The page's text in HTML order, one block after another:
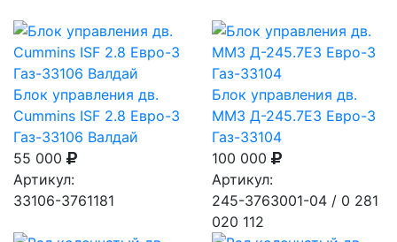
Блок управления дв.
Cummins ISF 2.8 Евро-3
Газ-33106 Валдай
55 000
Артикул:
33106-3761181
Блок управления дв.
ММЗ Д-245.7Е3 Евро-3
Газ-33104
100 000
Артикул:
245-3763001-04 / 0 281
020 112